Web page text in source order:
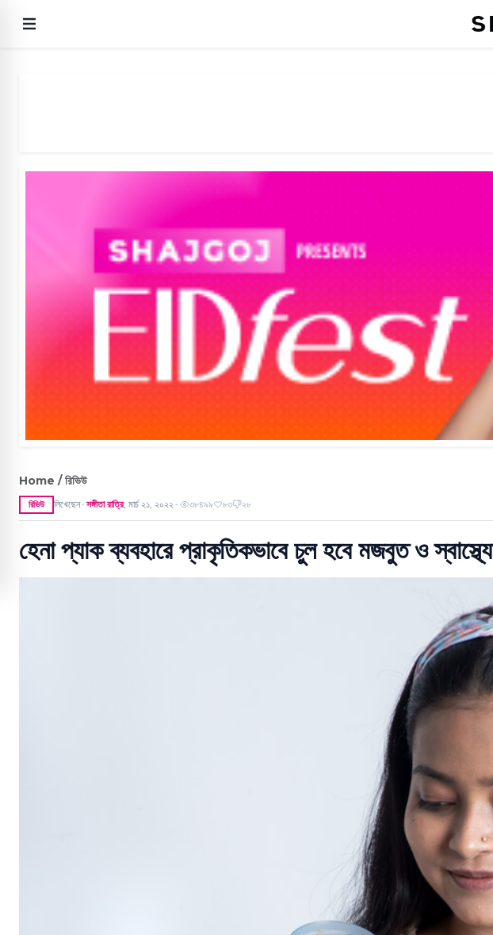
Home / রিভিউ
রিভিউ লিখেছেন ● সঙ্গীতা রাত্রি, মার্চ ২১, ২০২২ ● ৩৮৪৯৯ ৮৩ ২৮
হেনা প্যাক ব্যবহারে প্রাকৃতিকভাবে চুল হবে মজবুত ও